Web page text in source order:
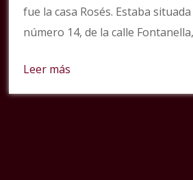
fue la casa Rosés. Estaba
número 14, de la calle
Leer más